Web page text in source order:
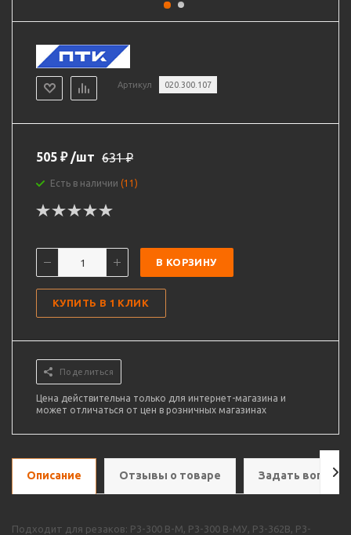
Артикул 020.300.107
505 ₽ /шт 631₽
Есть в наличии (11)
В КОРЗИНУ
КУПИТЬ В 1 КЛИК
Поделиться
Цена действительна только для интернет-магазина и
может отличаться от цен в розничных магазинах
Описание Отзывы о товаре Задать вопрос
Подходит для резаков: Р3-300 B-М, Р3-300 B-МУ, P3-362B, P3-